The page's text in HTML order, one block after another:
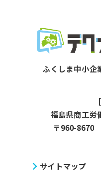
福島県商工労
〒960-8670
サイトマップ